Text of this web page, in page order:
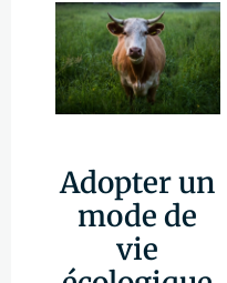
Adopter un
mode de
vie